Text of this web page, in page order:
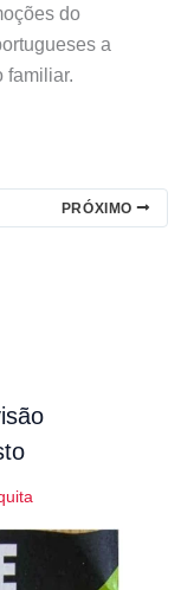
do
a
familiar.
PRÓXIMO